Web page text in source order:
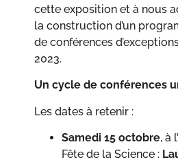
cette exposition et à nous
la construction d’un
de conférences
2023.
Un cycle de conférences
Les dates à retenir :
Samedi 15 octobre, à
Fête de la Science :